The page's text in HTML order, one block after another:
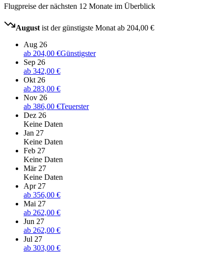
Flugpreise der nächsten 12 Monate im Überblick
August ist der günstigste Monat ab 204,00 €
Aug 26
ab 204,00 €Günstigster
Sep 26
ab 342,00 €
Okt 26
ab 283,00 €
Nov 26
ab 386,00 €Teuerster
Dez 26
Keine Daten
Jan 27
Keine Daten
Feb 27
Keine Daten
Mär 27
Keine Daten
Apr 27
ab 356,00 €
Mai 27
ab 262,00 €
Jun 27
ab 262,00 €
Jul 27
ab 303,00 €